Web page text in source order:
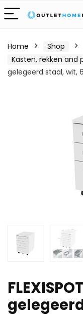
Home Shop
Kasten, rekken and
gelegeerd staal, wit,